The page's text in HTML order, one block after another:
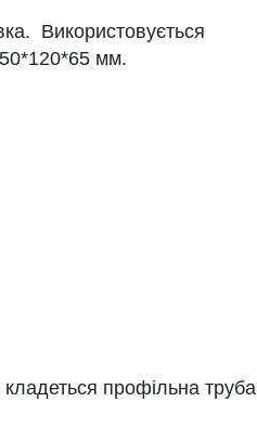
Використовується
мм.
кладеться профільна труба